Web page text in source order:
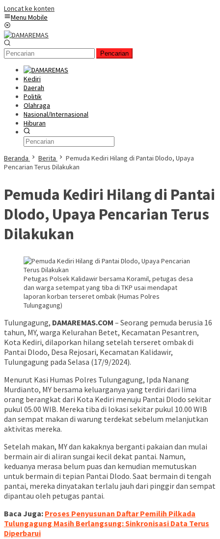
Loncat ke konten
Menu Mobile
Pencarian
Kediri
Daerah
Politik
Olahraga
Nasional/Internasional
Hiburan
Beranda Berita
Pemuda Kediri Hilang di Pantai Dlodo, Upaya
Pencarian Terus Dilakukan
Pemuda Kediri Hilang di Pantai
Dlodo, Upaya Pencarian Terus
Dilakukan
Petugas Polsek Kalidawir bersama Koramil, petugas desa
dan warga setempat yang tiba di TKP usai mendapat
laporan korban terseret ombak (Humas Polres
Tulungagung)
Tulungagung, DAMAREMAS.COM – Seorang pemuda berusia 16
tahun, MY, warga Kelurahan Betet, Kecamatan Pesantren,
Kota Kediri, dilaporkan hilang setelah terseret ombak di
Pantai Dlodo, Desa Rejosari, Kecamatan Kalidawir,
Tulungagung pada Selasa (17/9/2024).
Menurut Kasi Humas Polres Tulungagung, Ipda Nanang
Murdianto, MY bersama keluarganya yang terdiri dari lima
orang berangkat dari Kota Kediri menuju Pantai Dlodo sekitar
pukul 05.00 WIB. Mereka tiba di lokasi sekitar pukul 10.00 WIB
dan sempat makan di warung terdekat sebelum melanjutkan
aktivitas mereka.
Setelah makan, MY dan kakaknya berganti pakaian dan mulai
bermain air di aliran sungai kecil dekat pantai. Namun,
keduanya merasa belum puas dan kemudian memutuskan
untuk bermain di tepian Pantai Dlodo. Saat bermain di tengah
pantai, mereka dinyatakan terlalu jauh dari pinggir dan sempat
dipantau oleh petugas pantai.
Baca Juga: Proses Penyusunan Daftar Pemilih Pilkada
Tulungagung Masih Berlangsung: Sinkronisasi Data Terus
Diperbarui